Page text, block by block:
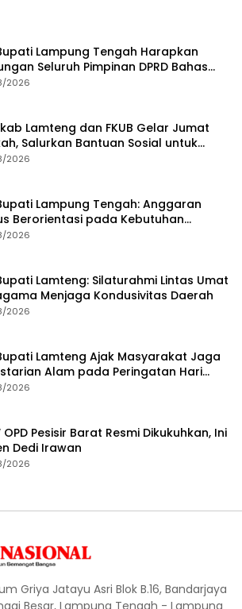
Lampung Tengah Harapkan
Seluruh Pimpinan DPRD Bahas
PPAS APBD Tahun 2027
2026
Lamteng dan FKUB Gelar Jumat
Salurkan Bantuan Sosial untuk
2026
Lampung Tengah: Anggaran
Berorientasi pada Kebutuhan
2026
Lamteng: Silaturahmi Lintas Umat
Menjaga Kondusivitas Daerah
2026
Lamteng Ajak Masyarakat Jaga
Alam pada Peringatan Hari
Indonesia 2026
2026
OPD Pesisir Barat Resmi Dikukuhkan, Ini
Dedi Irawan
2026
Griya Jatayu Asri Blok B.16, Bandarjaya
Besar, Lampung Tengah - Lampung